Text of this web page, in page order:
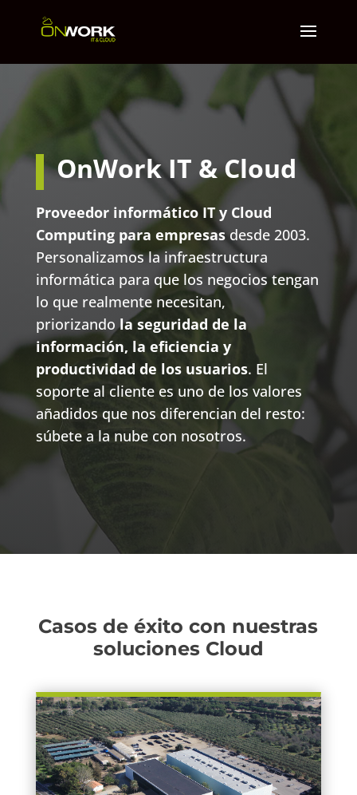
OnWork IT & Cloud
Proveedor informático IT y Cloud
Computing para empresasdesde 2003.
Personalizamos la infraestructura
informática para que los negocios tengan
lo que realmente necesitan,
priorizandola seguridad de la
información, la eficiencia y
productividad de los usuarios. El
soporte al cliente es uno de los valores
añadidos que nos diferencian del resto:
súbete a la nube con nosotros.
Casos de éxito con nuestras
soluciones Cloud